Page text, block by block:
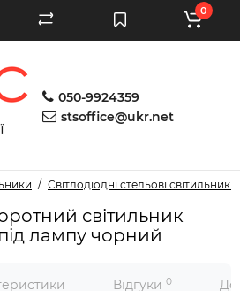
050-9924359
stsoffice@ukr.net
0
Світлодіодні стельові світильники
світильник
лампу чорний
Відгуки 0